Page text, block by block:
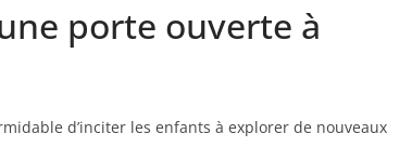
porte ouverte à
d’inciter les enfants à explorer de nouveaux